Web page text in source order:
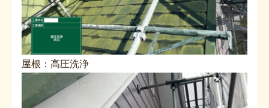
屋根：高圧洗浄